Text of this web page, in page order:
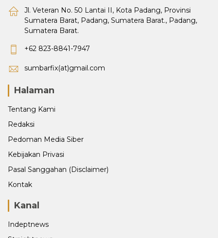
Jl. Veteran No. 50 Lantai II, Kota Padang, Provinsi
Sumatera Barat, Padang, Sumatera Barat., Padang,
Sumatera Barat.
+62 823-8841-7947
sumbarfix(at)gmail.com
Halaman
Tentang Kami
Redaksi
Pedoman Media Siber
Kebijakan Privasi
Pasal Sanggahan (Disclaimer)
Kontak
Kanal
Indeptnews